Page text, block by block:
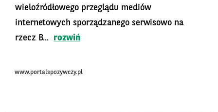
wieloźródłowego przeglądu mediów
internetowych sporządzanego serwisowo na
rzecz B...
rozwiń
www.portalspozywczy.pl